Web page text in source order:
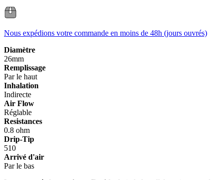
Nous expédions votre commande en moins de 48h (jours ouvrés)
Diamètre
26mm
Remplissage
Par le haut
Inhalation
Indirecte
Air Flow
Réglable
Resistances
0.8 ohm
Drip-Tip
510
Arrivé d'air
Par le bas